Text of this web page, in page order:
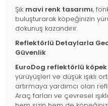
Şık mavi renk tasarımı,
buluşturarak köpeğinizin
dokunuş kazandırır.
Reflektörlü Detaylarla
Güvenlik
EuroDog reflektörlü
yürüyüşleri ve düşük ışıklı
artırmaya yardımcı olan
Araç farları ve çevresel